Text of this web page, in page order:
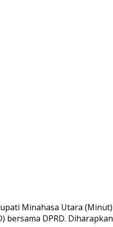
Minahasa Utara
bersama DPRD.